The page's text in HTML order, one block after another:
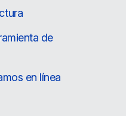
de
en línea